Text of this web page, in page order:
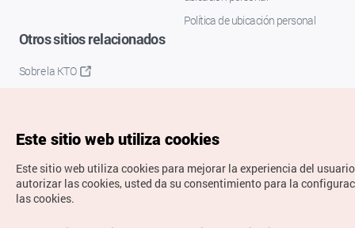
Política de ubicación personal
Otros sitios relacionados
Sobre la KTO
Este sitio web utiliza cookies
Este sitio web utiliza cookies para mejorar la experiencia del
autorizar las cookies, usted da su consentimiento para la
las cookies.